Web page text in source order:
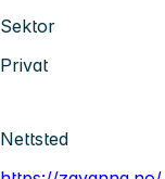
Sektor
Privat
Nettsted